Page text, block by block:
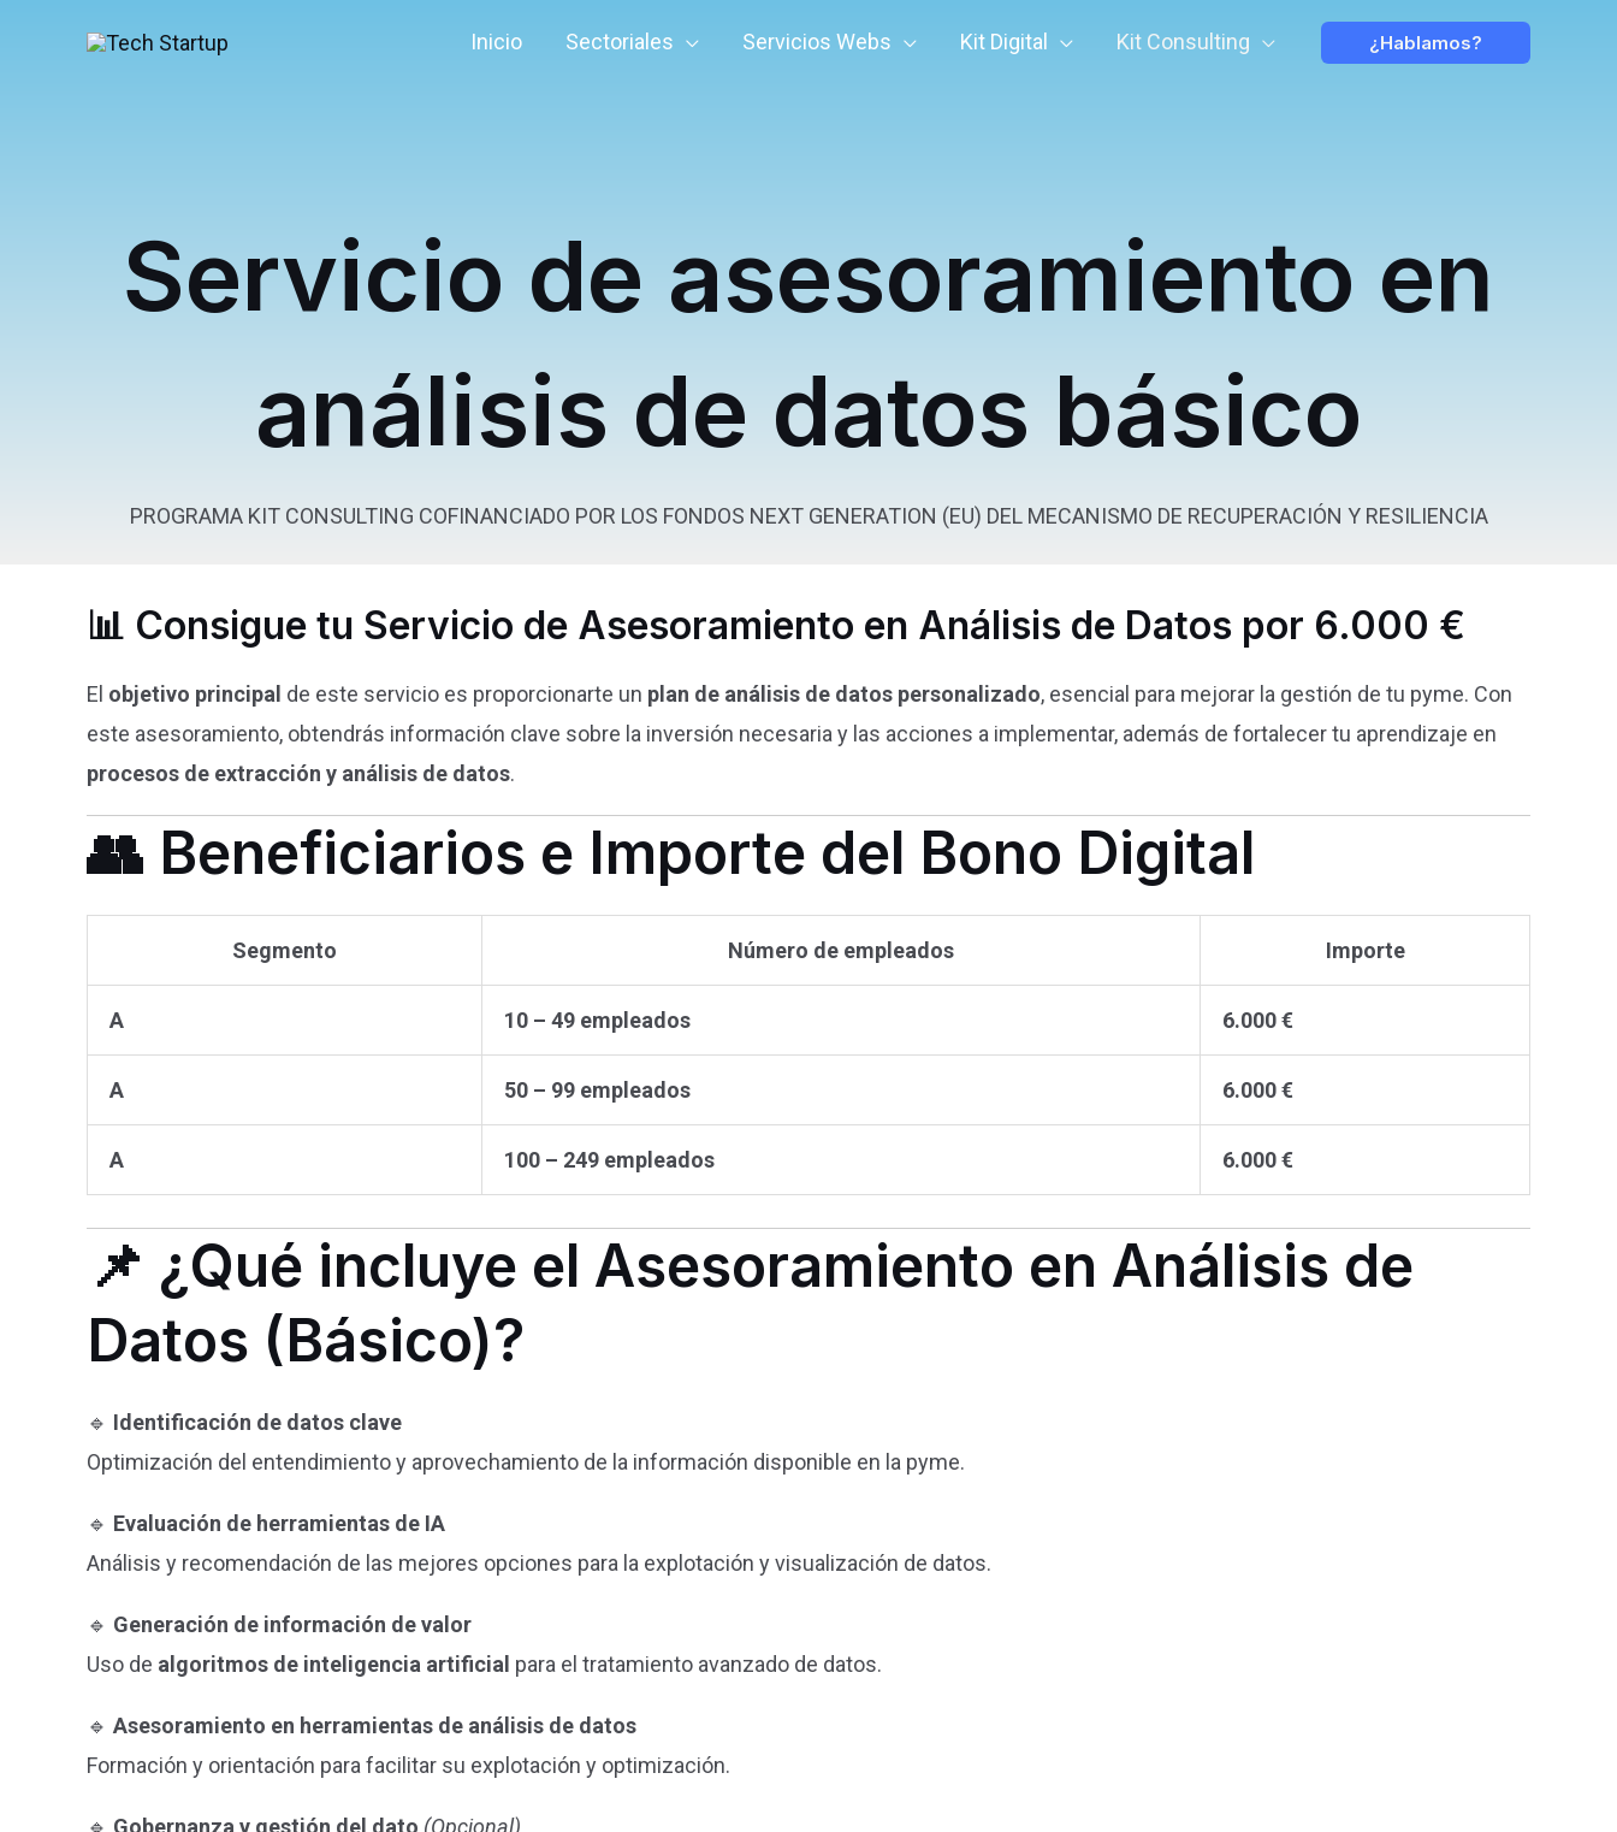
Inicio Sectoriales Servicios Webs Kit Digital Kit Consulting ¿Hablamos?
Servicio de asesoramiento en
análisis de datos básico
PROGRAMA KIT CONSULTING COFINANCIADO POR LOS FONDOS NEXT GENERATION (EU) DEL MECANISMO DE RECUPERACIÓN Y RESILIENCIA
📊 Consigue tu Servicio de Asesoramiento en Análisis de Datos por 6.000 €
El objetivo principal de este servicio es proporcionarte un plan de análisis de datos personalizado, esencial para mejorar la gestión de tu pyme. Con
este asesoramiento, obtendrás información clave sobre la inversión necesaria y las acciones a implementar, además de fortalecer tu aprendizaje en
procesos de extracción y análisis de datos.
👥 Beneficiarios e Importe del Bono Digital
Segmento Número de empleados Importe
A 10 – 49 empleados 6.000 €
A 50 – 99 empleados 6.000 €
A 100 – 249 empleados 6.000 €
📌 ¿Qué incluye el Asesoramiento en Análisis de
Datos (Básico)?
🔹 Identificación de datos clave
Optimización del entendimiento y aprovechamiento de la información disponible en la pyme.
🔹 Evaluación de herramientas de IA
Análisis y recomendación de las mejores opciones para la explotación y visualización de datos.
🔹 Generación de información de valor
Uso de algoritmos de inteligencia artificial para el tratamiento avanzado de datos.
🔹 Asesoramiento en herramientas de análisis de datos
Formación y orientación para facilitar su explotación y optimización.
🔹 Gobernanza y gestión del dato (Opcional)